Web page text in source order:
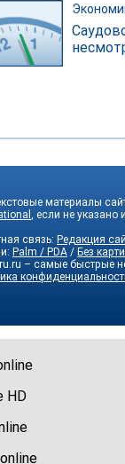
материалы
, если не указано
связь: Редакция
Palm / PDA / Без
– самые быстрые
HD